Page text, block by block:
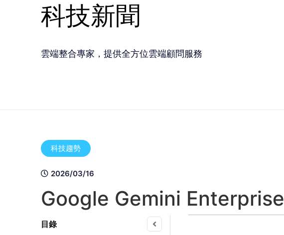
科技新聞
雲端整合專家，提供全方位雲端顧問服務
科技趨勢
2026/03/16
Google Gemini Enterprise
目錄